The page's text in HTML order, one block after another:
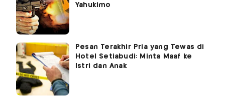
Yahukimo
Pesan Terakhir Pria yang Tewas di
Hotel Setiabudi: Minta Maaf ke
Istri dan Anak